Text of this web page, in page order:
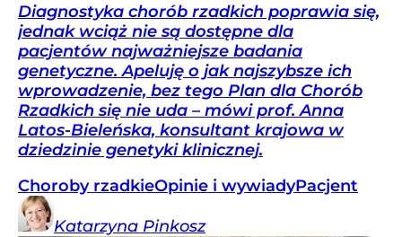
Diagnostyka chorób rzadkich poprawia się,
jednak wciąż nie są dostępne dla
pacjentów najważniejsze badania
genetyczne. Apeluję o jak najszybsze ich
wprowadzenie, bez tego Plan dla Chorób
Rzadkich się nie uda – mówi prof. Anna
Latos-Bieleńska, konsultant krajowa w
dziedzinie genetyki klinicznej.
Choroby rzadkieOpinie i wywiadyPacjent
Katarzyna Pinkosz